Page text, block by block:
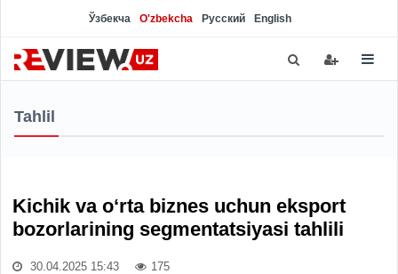
Ўзбекча O'zbekcha Русский English
Tahlil
Kichik va o‘rta biznes uchun eksport
bozorlarining segmentatsiyasi tahlili
30.04.2025 15:43 175